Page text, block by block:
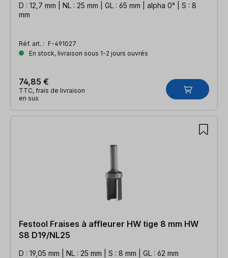
D : 12,7 mm | NL : 25 mm | GL : 65 mm | alpha 0° | S : 8
mm
Réf. art. : F-491027
En stock, livraison sous 1-2 jours ouvrés
74,85 €
TTC, frais de livraison
en sus
Festool Fraises à affleurer HW tige 8 mm HW
S8 D19/NL25
D : 19,05 mm | NL : 25 mm | S : 8 mm | GL : 62 mm